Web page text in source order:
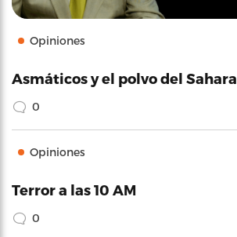
Opiniones
Asmáticos y el polvo del Sahara
0
Opiniones
Terror a las 10 AM
0